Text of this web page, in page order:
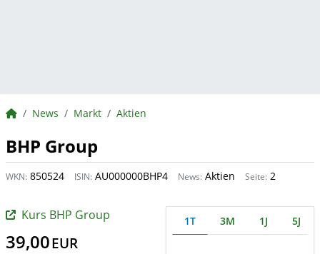
BörsenNEWS.de
News Markt Aktien
BHP Group
WKN: 850524 ISIN: AU000000BHP4 News: Aktien Seite: 2
Kurs BHP Group
39,00EUR
1T 3M 1J 5J